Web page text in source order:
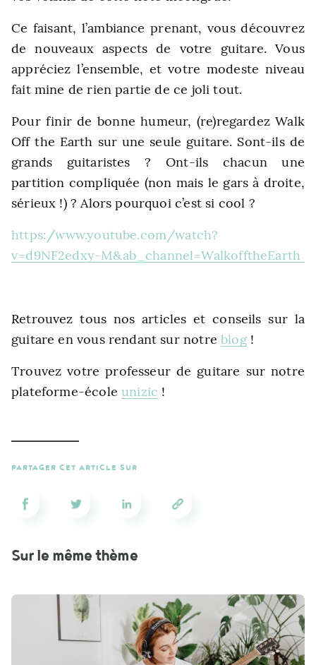
Ce faisant, l’ambiance prenant, vous découvrez
de nouveaux aspects de votre guitare. Vous
appréciez l’ensemble, et votre modeste niveau
fait mine de rien partie de ce joli tout.
Pour finir de bonne humeur, (re)regardez Walk
Off the Earth sur une seule guitare. Sont-ils de
grands guitaristes ? Ont-ils chacun une
partition compliquée (non mais le gars à droite,
sérieux !) ? Alors pourquoi c’est si cool ?
https://www.youtube.com/watch?
v=d9NF2edxy-M&ab_channel=WalkofftheEarth
Retrouvez tous nos articles et conseils sur la
guitare en vous rendant sur notreblog!
Trouvez votre professeur de guitare sur notre
plateforme-écoleunizic !
PARTAGER CET ARTICLE SUR
Sur le même thème